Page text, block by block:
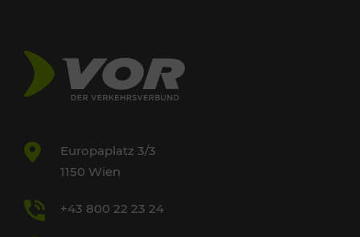
Europaplatz 3/3
1150 Wien
+43 800 22 23 24